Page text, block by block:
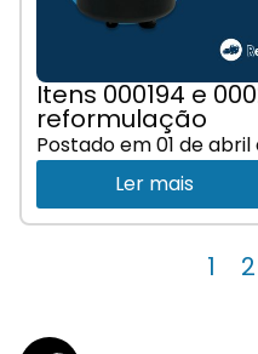
Itens 000194 e
reformulação
Postado em01 de abril
Ler mais
1 2